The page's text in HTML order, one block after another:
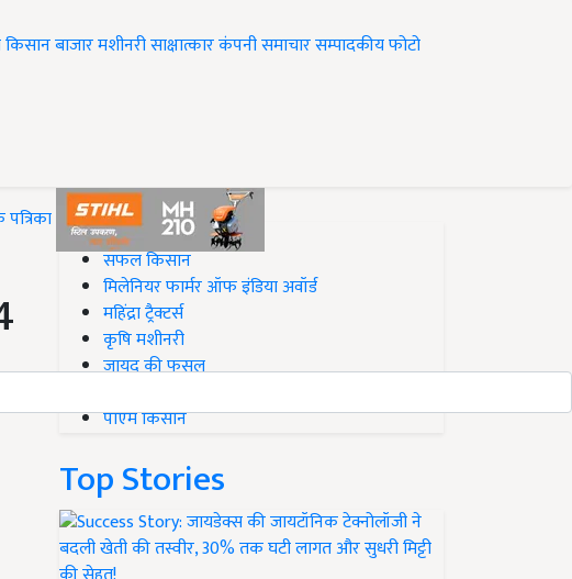
बाजारमशीनरीसाक्षात्कारकंपनी समाचारसम्पादकीयफोटो
#Top on Krishi Jagran
सफल किसान
मिलेनियर फार्मर ऑफ इंडिया अवॉर्ड
महिंद्रा ट्रैक्टर्स
कृषि मशीनरी
जायद की फसल
पीएम किसान
Top Stories